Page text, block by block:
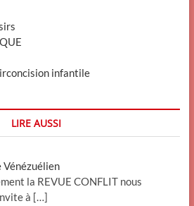
infantile
LIRE AUSSI
Vénézuélien
la REVUE CONFLIT nous
à […]